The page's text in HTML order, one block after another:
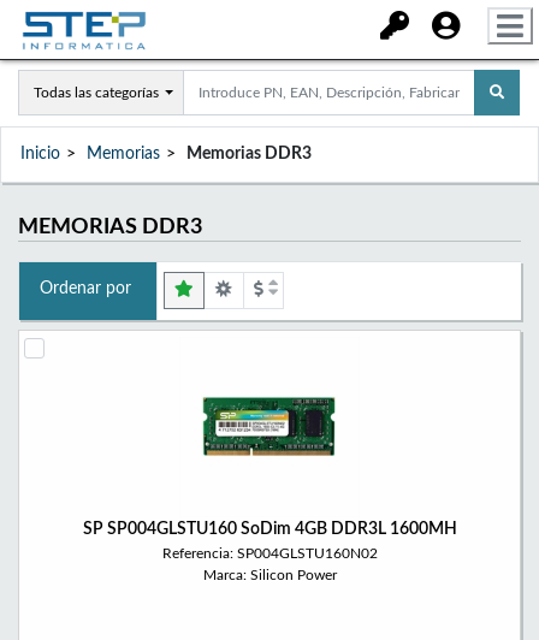
Todas las categorías
Inicio Memorias Memorias DDR3
MEMORIAS DDR3
Ordenar por
SP SP004GLSTU160 SoDim 4GB DDR3L 1600MH
Referencia: SP004GLSTU160N02
Marca: Silicon Power